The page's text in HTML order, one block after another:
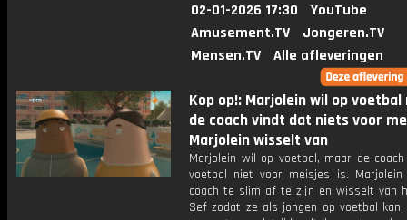
02-01-2026 17:30
YouTube
Amusement.TV
Jongeren.TV
Mensen.TV
Alle afleveringen
Kop op!: Marjolein wil op voetbal
de coach vindt dat niets voor
Marjolein wisselt van
Marjolein wil op voetbal, maar de
voetbal niet voor meisjes is.
coach te slim af te zijn en wisselt van
Sef zodat ze als jongen op voetbal kan.